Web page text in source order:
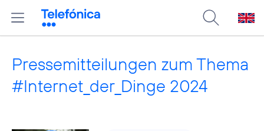
Pressemitteilungen zum Thema
#Internet_der_Dinge 2024